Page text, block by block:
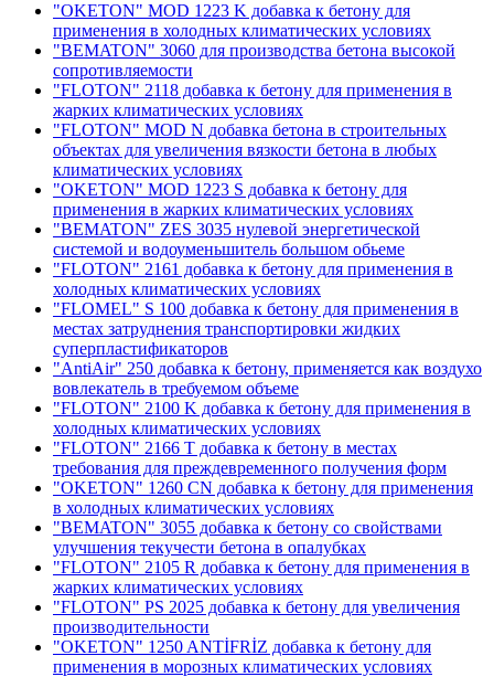
"OKETON" MOD 1223 K добавка к бетону для
применения в холодных климатических условиях
"BEMATON" 3060 для производства бетона высокой
сопротивляемости
"FLOTON" 2118 добавка к бетону для применения в
жарких климатических условиях
"FLOTON" MOD N добавка бетона в строительных
объектах для увеличения вязкости бетона в любых
климатических условиях
"OKETON" MOD 1223 S добавка к бетону для
применения в жарких климатических условиях
"BEMATON" ZES 3035 нулевой энергетической
системой и водоуменьшитель большом обьеме
"FLOTON" 2161 добавка к бетону для применения в
холодных климатических условиях
"FLOMEL" S 100 добавка к бетону для применения в
местах затруднения транспортировки жидких
суперпластификаторов
"AntiAir" 250 добавка к бетону, применяется как воздухо
вовлекатель в требуемом объеме
"FLOTON" 2100 K добавка к бетону для применения в
холодных климатических условиях
"FLOTON" 2166 T добавка к бетону в местах
требования для преждевременного получения форм
"OKETON" 1260 CN добавка к бетону для применения
в холодных климатических условиях
"BEMATON" 3055 добавка к бетону со свойствами
улучшения текучести бетона в опалубках
"FLOTON" 2105 R добавка к бетону для применения в
жарких климатических условиях
"FLOTON" PS 2025 добавка к бетону для увеличения
производительности
"OKETON" 1250 ANTİFRİZ добавка к бетону для
применения в морозных климатических условиях